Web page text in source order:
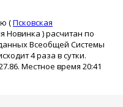
(Псковская
Новинка ) расчитан по
Всеобщей Системы
4 раза в сутки.
Местное время 20:41